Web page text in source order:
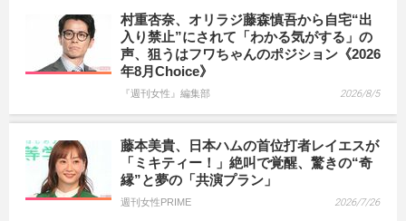
村重杏奈、オリラジ藤森慎吾から自宅“出
入り禁止”にされて「わかる気がする」の
声、狙うはフワちゃんのポジション《2026
年8月Choice》
『週刊女性』編集部 2026/8/5
藤本美貴、日本ハムの首位打者レイエスが
「ミキティー！」絶叫で覚醒、驚きの“奇
縁”と夢の「共演プラン」
週刊女性PRIME 2026/7/26